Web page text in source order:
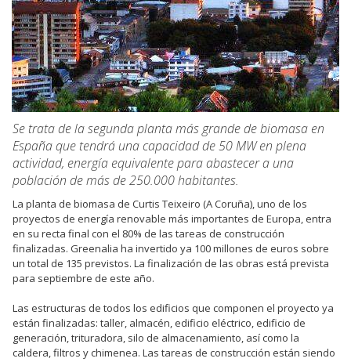
Se trata de la segunda planta más grande de biomasa en
España que tendrá una capacidad de 50 MW en plena
actividad, energía equivalente para abastecer a una
población de más de 250.000 habitantes.
La planta de biomasa de Curtis Teixeiro (A Coruña), uno de los
proyectos de energía renovable más importantes de Europa, entra
en su recta final con el 80% de las tareas de construcción
finalizadas. Greenalia ha invertido ya 100 millones de euros sobre
un total de 135 previstos. La finalización de las obras está prevista
para septiembre de este año.
Las estructuras de todos los edificios que componen el proyecto ya
están finalizadas: taller, almacén, edificio eléctrico, edificio de
generación, trituradora, silo de almacenamiento, así como la
caldera, filtros y chimenea. Las tareas de construcción están siendo